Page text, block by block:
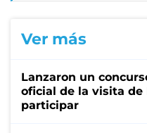
Ver más
Lanzaron un
oficial de la visita de
participar